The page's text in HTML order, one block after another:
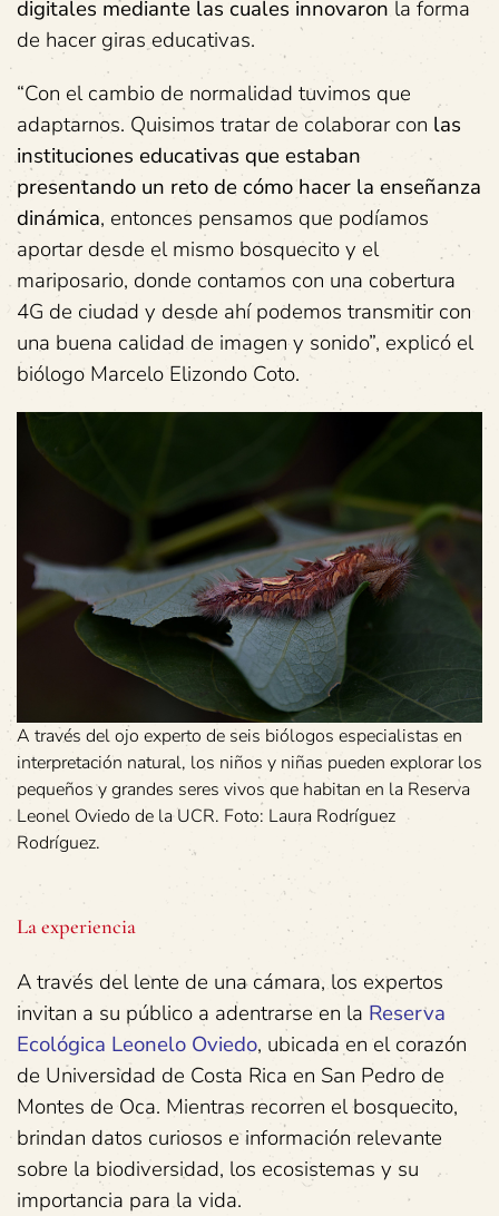
digitales mediante las cuales innovaron la forma
de hacer giras educativas.
“Con el cambio de normalidad tuvimos que
adaptarnos. Quisimos tratar de colaborar con las
instituciones educativas que estaban
presentando un reto de cómo hacer la enseñanza
dinámica, entonces pensamos que podíamos
aportar desde el mismo bosquecito y el
mariposario, donde contamos con una cobertura
4G de ciudad y desde ahí podemos transmitir con
una buena calidad de imagen y sonido”, explicó el
biólogo Marcelo Elizondo Coto.
A través del ojo experto de seis biólogos especialistas en
interpretación natural, los niños y niñas pueden explorar los
pequeños y grandes seres vivos que habitan en la Reserva
Leonel Oviedo de la UCR. Foto: Laura Rodríguez
Rodríguez.
La experiencia
A través del lente de una cámara, los expertos
invitan a su público a adentrarse en la Reserva
Ecológica Leonelo Oviedo, ubicada en el corazón
de Universidad de Costa Rica en San Pedro de
Montes de Oca. Mientras recorren el bosquecito,
brindan datos curiosos e información relevante
sobre la biodiversidad, los ecosistemas y su
importancia para la vida.